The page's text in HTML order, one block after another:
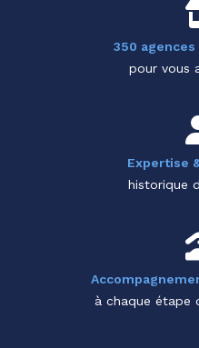
350
pour vous
Expertise
historique
à chaque étape